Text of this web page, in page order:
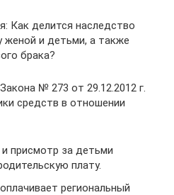
Как делится наследство
и детьми, а также
брака?
№ 273 от 29.12.2012 г.
средств в отношении
присмотр за детьми
плату.
региональный